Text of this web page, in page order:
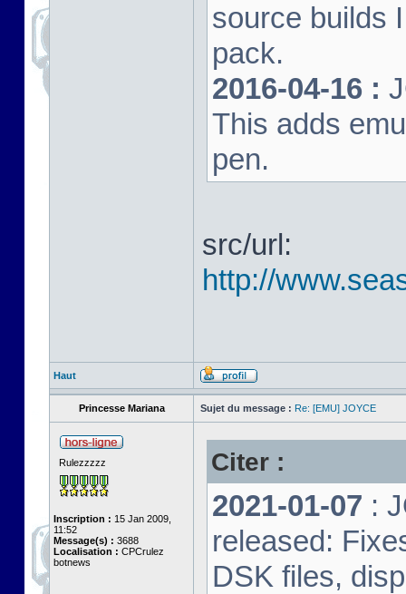
source builds
pack.
2016-04-16 :
This adds
pen.
src/url:
http://
Haut
Princesse Mariana Sujet du message : Re: [EMU] JOYCE
Rulezzzzz
Inscription : 15 Jan 2009,
11:52
Message(s) : 3688
Localisation : CPCrulez
botnews
Citer :
2021-01-07 :
released:
DSK files,